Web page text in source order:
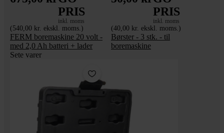
PRIS
inkl. moms
(540,00 kr. ekskl. moms.)
FERM boremaskine 20 volt -
med 2,0 Ah batteri + lader
PRIS
inkl. moms
(40,00 kr. ekskl. moms.)
Børster - 3 stk. - til
boremaskine
Sete varer